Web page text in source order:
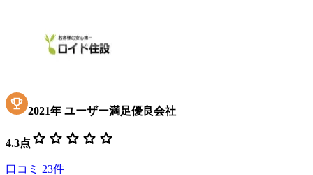
2021年 ユーザー満足優良会社
4.3点 star star star star star
口コミ 23件